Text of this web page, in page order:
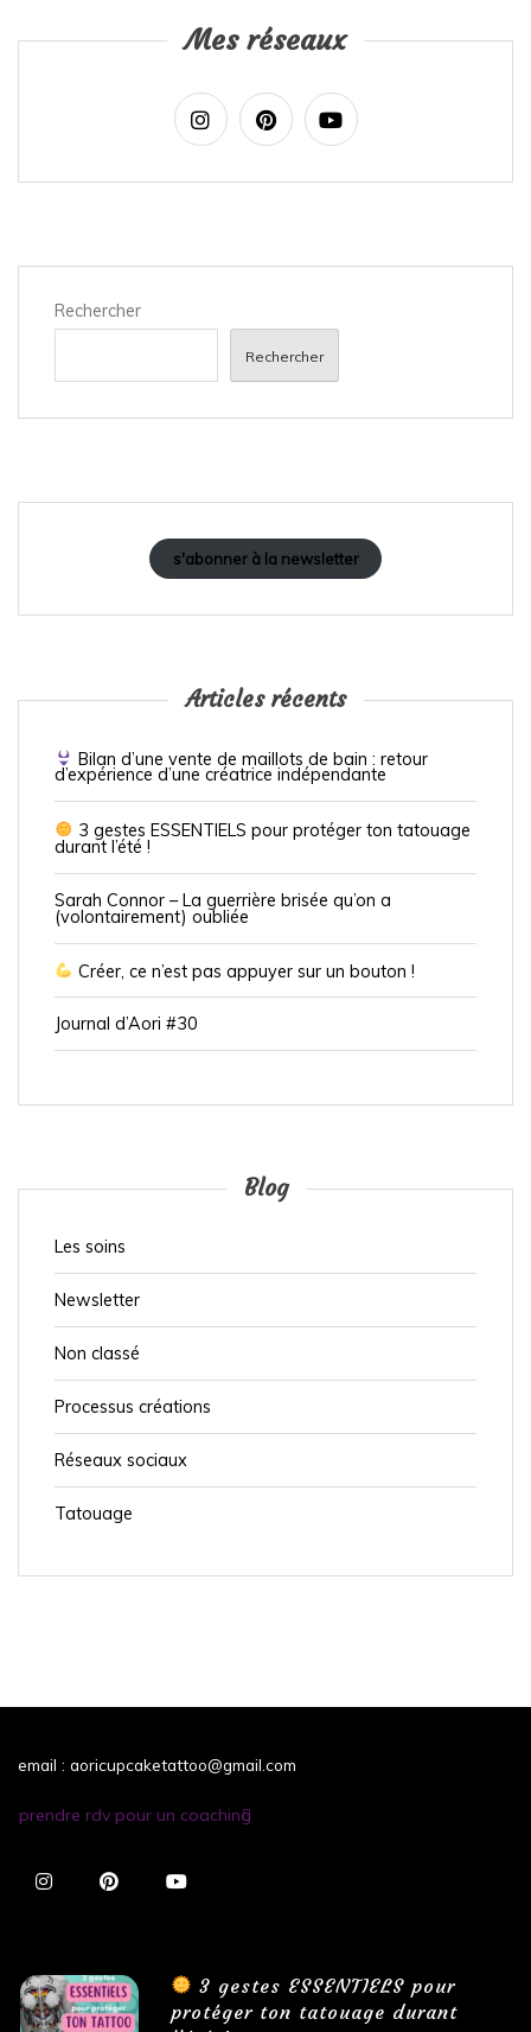
Mes réseaux
Rechercher
Rechercher
s'abonner à la newsletter
Articles récents
Bilan d’une vente de maillots de bain : retour
d’expérience d’une créatrice indépendante
3 gestes ESSENTIELS pour protéger ton tatouage
durant l’été !
Sarah Connor – La guerrière brisée qu’on a
(volontairement) oubliée
Créer, ce n’est pas appuyer sur un bouton !
Journal d’Aori #30
Blog
Les soins
Newsletter
Non classé
Processus créations
Réseaux sociaux
Tatouage
email : aoricupcaketattoo@gmail.com
prendre rdv pour un coaching
3 gestes ESSENTIELS pour
protéger ton tatouage durant